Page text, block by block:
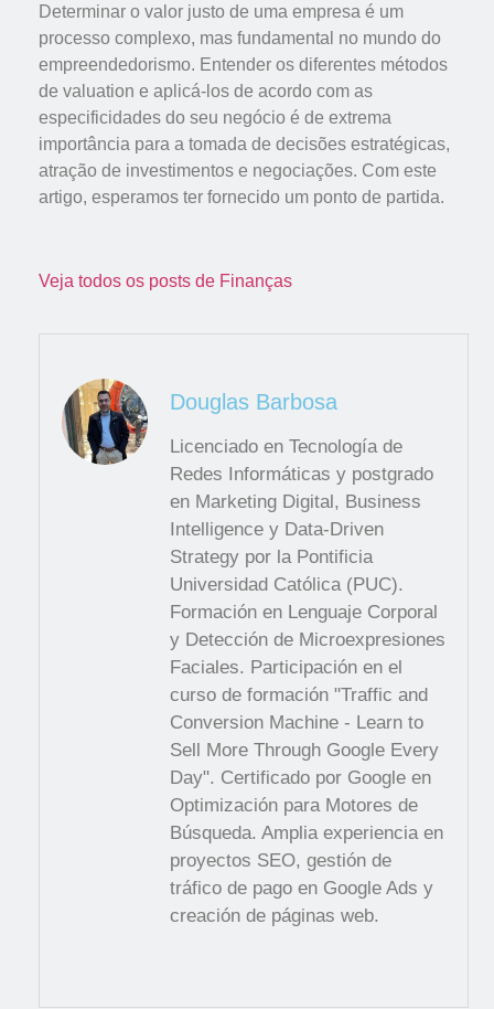
Determinar o valor justo de uma empresa é um
processo complexo, mas fundamental no mundo do
empreendedorismo. Entender os diferentes métodos
de valuation e aplicá-los de acordo com as
especificidades do seu negócio é de extrema
importância para a tomada de decisões estratégicas,
atração de investimentos e negociações. Com este
artigo, esperamos ter fornecido um ponto de partida.
Veja todos os posts de Finanças
Douglas Barbosa
Licenciado en Tecnología de
Redes Informáticas y postgrado
en Marketing Digital, Business
Intelligence y Data-Driven
Strategy por la Pontificia
Universidad Católica (PUC).
Formación en Lenguaje Corporal
y Detección de Microexpresiones
Faciales. Participación en el
curso de formación "Traffic and
Conversion Machine - Learn to
Sell More Through Google Every
Day". Certificado por Google en
Optimización para Motores de
Búsqueda. Amplia experiencia en
proyectos SEO, gestión de
tráfico de pago en Google Ads y
creación de páginas web.